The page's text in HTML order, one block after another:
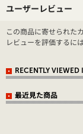
ユーザーレビュー
この商品に寄せられた
レビューを評価するには
RECENTLY VIEWED
最近見た商品